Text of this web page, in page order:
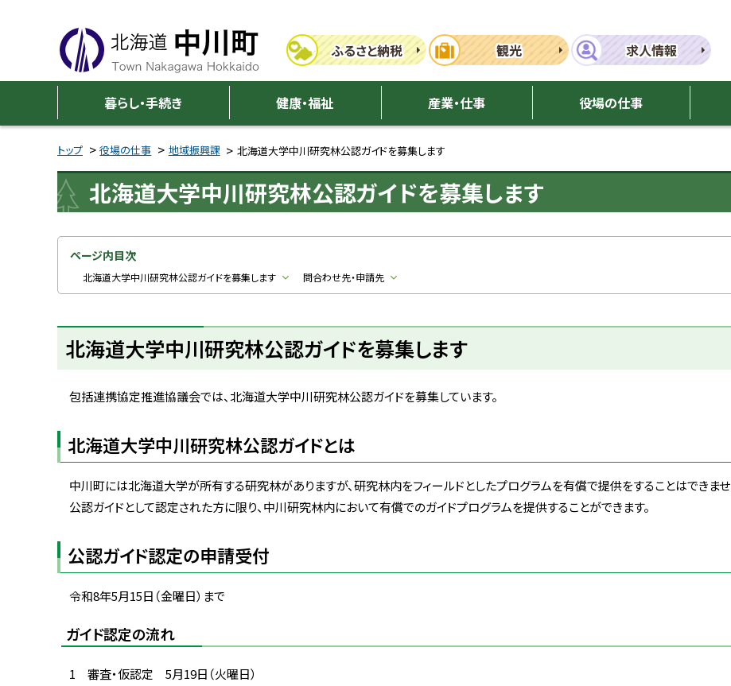
メ
ュ
中
川
町
ふるさと納税 観光 求人情報
暮らし・手続き 健康・福祉 産業・仕事 役場の仕事
トップ 役場の仕事 地域振興課 北海道大学中川研究林公認ガイドを募集します
北海道大学中川研究林公認ガイドを募集します
ページ内目次
北海道大学中川研究林公認ガイドを募集します 問合わせ先・申請先
北海道大学中川研究林公認ガイドを募集します
包括連携協定推進協議会では、北海道大学中川研究林公認ガイドを募集しています。
北海道大学中川研究林公認ガイドとは
中川町には北海道大学が所有する研究林がありますが、研究林内をフィールドとしたプログラムを有償で提供をすることはできませ
公認ガイドとして認定された方に限り、中川研究林内において有償でのガイドプログラムを提供することができます。
公認ガイド認定の申請受付
令和8年5月15日（金曜日）まで
ガイド認定の流れ
1 審査・仮認定 5月19日（火曜日）
戻
メ